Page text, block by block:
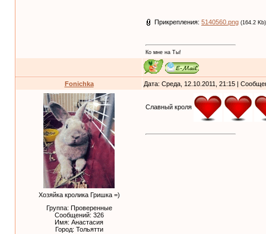
Прикрепления: 5140560.png (164.2 Kb)
Ко мне на Ты!
Fonichka Дата: Среда, 12.10.2011, 21:15 |
Хозяйка кролика Гришка =)
Группа: Проверенные
Сообщений: 326
Имя: Анастасия
Город: Тольятти
Славный кроля